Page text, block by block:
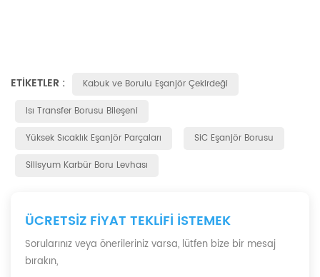
ETIKETLER :
Kabuk ve Borulu Eşanjör Çekirdeği
Isı Transfer Borusu Bileşeni
Yüksek Sıcaklık Eşanjör Parçaları
SiC Eşanjör Borusu
Silisyum Karbür Boru Levhası
ÜCRETSIZ FIYAT TEKLIFI ISTEMEK
Sorularınız veya önerileriniz varsa, lütfen bize bir mesaj
bırakın,